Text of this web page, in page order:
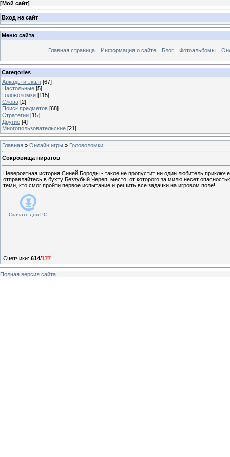
[Мой сайт]
Вход на сайт
Меню сайта
Главная страница Информация о сайте Блог Фотоальбомы
Categories
Аркады и экшн [67]
Настольные [5]
Головоломки [115]
Слова [2]
Поиск предметов [68]
Стратегии [15]
Другие [4]
Многопользовательские [21]
Главная » Онлайн игры » Головоломки
Сокровища пиратов
Невероятная история Синей Бороды - такое не пропустит ни один любитель
отправляйтесь в бухту Беззубый Череп, место, от которого за милю несет
теми, кто смог пройти первое испытание и решить все задачки на игровом поле!
Скачать для PC
Счетчики: 614/177
Полная версия сайта